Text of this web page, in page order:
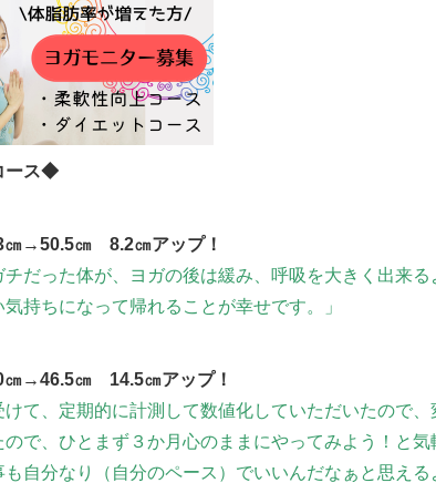
ース◆
㎝→50.5㎝ 8.2㎝アップ！
チだった体が、ヨガの後は緩み、呼吸を大きく出来
持ちになって帰れることが幸せです。」
㎝→46.5㎝ 14.5㎝アップ！
けて、定期的に計測して数値化していただいたので
ので、ひとまず３か月心のままにやってみよう！と
も自分なり（自分のペース）でいいんだなぁと思える